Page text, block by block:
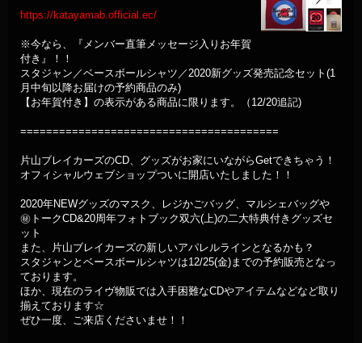
https://katayamab.official.ec/
※今なら、『メンバー直筆メッセージ入りお年賀
付き』！！
スタジャン／ベースボールシャツ／2020新グッズ発売記念セット(1
月中旬以降お届けの予約商品のみ)
【お年賀付き】の表示がある商品に限ります。（12/20追記)
========================================
片山ブレイカーズのCD、グッズがお家にいながらGetできちゃう！
オフィシャルウェブショップついに開店いたしました！！
2020年NEWグッズのマスク、レジかごバッグ、マルシェバッグや
㊙️トークCD&20周年フォトブック双六(上)の二大特典付きグッズセ
ット
また、片山ブレイカーズの新しいアパレルラインとなるかも？
スタジャンとベースボールシャツは12/25(金)までの予約販売となっ
ております。
ほか、現在のライヴ物販では入手困難なCDやアイテムなどなど取り
揃えております☆
ぜひ一度、ご来店くださいませ！！